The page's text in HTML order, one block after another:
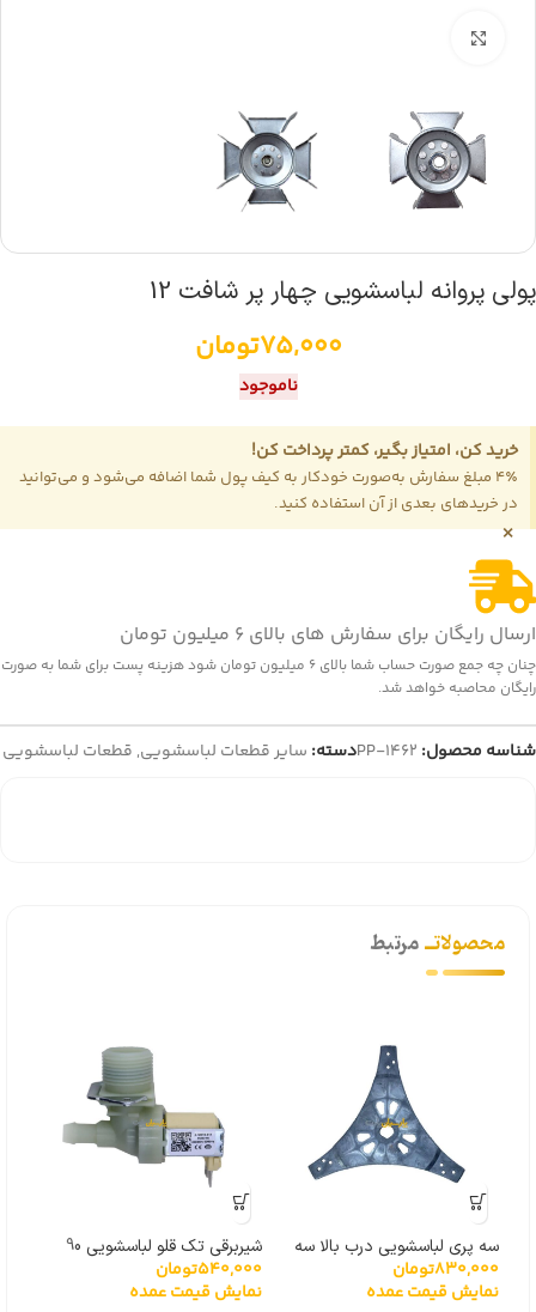
پولی پروانه لباسشویی چهار پر شافت 12
75,000تومان
ناموجود
خرید کن، امتیاز بگیر، کمتر پرداخت کن!
4٪ مبلغ سفارش به‌صورت خودکار به کیف پول شما اضافه می‌شود و می‌توانید
در خریدهای بعدی از آن استفاده کنید.
×
ارسال رایگان برای سفارش های بالای 6 میلیون تومان
چنان چه جمع صورت حساب شما بالای 6 میلیون تومان شود هزینه پست برای شما به صورت
رایگان محاصبه خواهد شد.
شناسه محصول: PP-1462دسته: سایر قطعات لباسشویی, قطعات لباسشویی
محصولاتــمرتبط
سه پری لباسشویی درب بالا سه
پیچ
830,000تومان
نمایش قیمت عمده
شیربرقی تک قلو لباسشویی 90
درجه بایترون
540,000تومان
نمایش قیمت عمده